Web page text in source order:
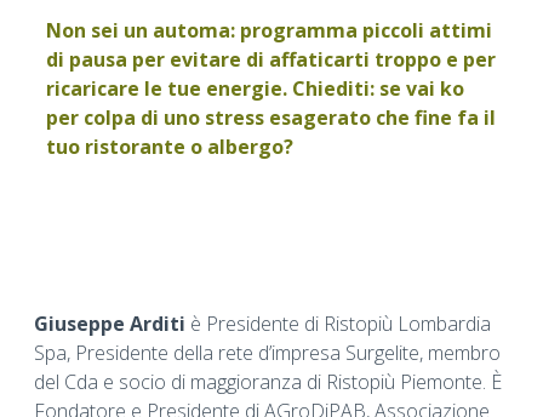
Non sei un automa: programma piccoli attimi
di pausa per evitare di affaticarti troppo e per
ricaricare le tue energie. Chiediti: se vai ko
per colpa di uno stress esagerato che fine fa il
tuo ristorante o albergo?
Giuseppe Arditi è Presidente di Ristopiù Lombardia
Spa, Presidente della rete d’impresa Surgelite, membro
del Cda e socio di maggioranza di Ristopiù Piemonte. È
Fondatore e Presidente di AGroDiPAB, Associazione